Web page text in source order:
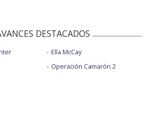
DESTACADOS
Ella McCay
Operación Camarón 2